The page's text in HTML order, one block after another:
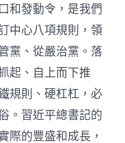
和發動令，是我們
中心八項規則，領
黨、從嚴治黨。落
起、自上而下推
規則、硬杠杠，必
。習近平總書記的
際的豐盛和成長，